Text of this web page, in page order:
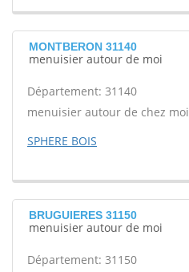
MONTBERON 31140
menuisier autour de moi
Département: 31140
menuisier autour de chez moi
SPHERE BOIS
BRUGUIERES 31150
menuisier autour de moi
Département: 31150